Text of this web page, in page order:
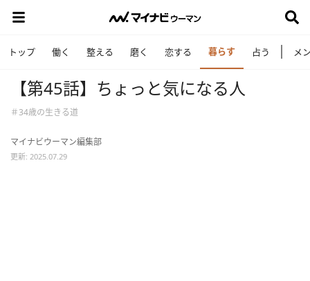
トップ 働く 整える 磨く 恋する 暮らす 占う メ
【第45話】ちょっと気になる人
＃34歳の生きる道
マイナビウーマン編集部
更新: 2025.07.29